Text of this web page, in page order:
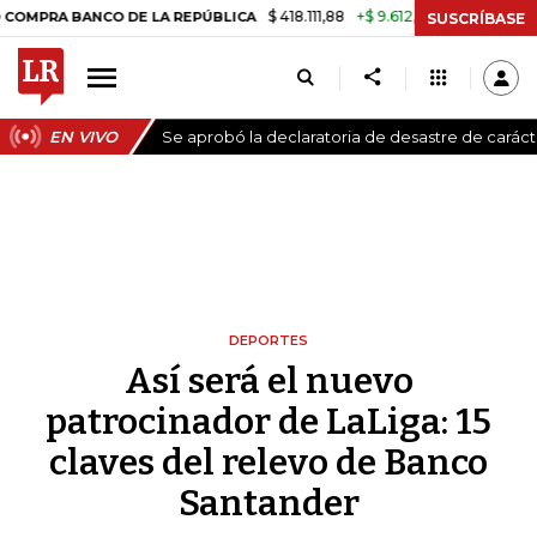
DE LA REPÚBLICA $ 418.111,88 +$ 9.612,91 +2,35% TASA DE
SUSCRÍBASE
EN VIVO Se aprobó la declaratoria de desastre de
DEPORTES
Así será el nuevo
patrocinador de LaLiga: 15
claves del relevo de Banco
Santander